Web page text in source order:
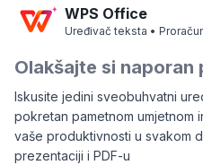
WPS Office
Uređivač teksta •
Olakšajte si naporan
Iskusite jedini sveobuhvatni
pokretan pametnom umjetnom
vaše produktivnosti u svakom
prezentaciji i PDF-u